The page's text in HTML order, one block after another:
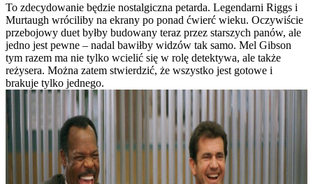
To zdecydowanie będzie nostalgiczna petarda. Legendarni Riggs i
Murtaugh wróciliby na ekrany po ponad ćwierć wieku. Oczywiście
przebojowy duet byłby budowany teraz przez starszych panów, ale
jedno jest pewne – nadal bawiłby widzów tak samo. Mel Gibson
tym razem ma nie tylko wcielić się w rolę detektywa, ale także
reżysera. Można zatem stwierdzić, że wszystko jest gotowe i
brakuje tylko jednego.